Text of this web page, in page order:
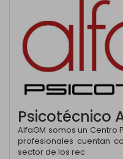
Psicotécnico
AlfaGM somos un
profesionales cuentan
sector de los rec